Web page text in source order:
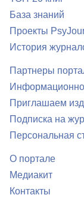
База знаний
Проекты
История
Партнеры
Приглашаем
Подписка на
Персональная
О портале
Медиакит
Контакты